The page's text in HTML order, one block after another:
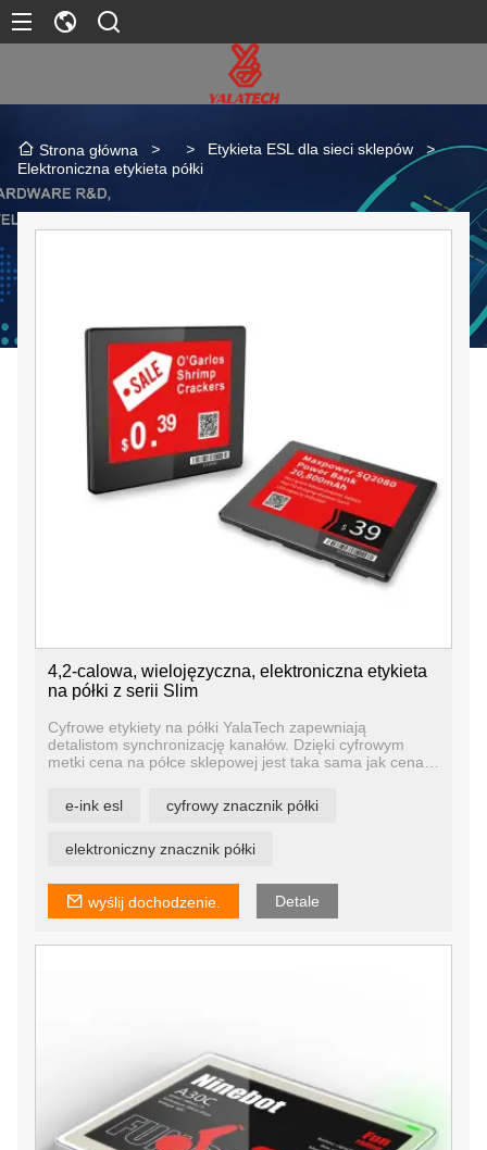
Strona główna > > Etykieta ESL dla sieci sklepów
>
Elektroniczna etykieta półki
4,2-calowa, wielojęzyczna, elektroniczna etykieta
na półki z serii Slim
Cyfrowe etykiety na półki YalaTech zapewniają
detalistom synchronizację kanałów. Dzięki cyfrowym
metki cena na półce sklepowej jest taka sama jak cena
temu Twoje kanały online i offline są zsynchronizowane,
aby zapewnić ujednolicone wrażenia kupującym bez
e-ink esl cyfrowy znacznik półki
elektroniczny znacznik półki
wyślij dochodzenie. Detale